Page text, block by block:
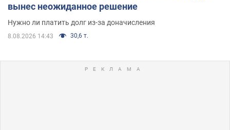
вынес неожиданное решение
Нужно ли платить долг из-за доначисления
8.08.2026 14:43 30,6 т.